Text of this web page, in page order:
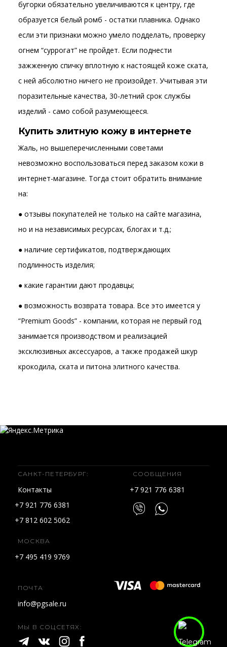
бугорки обязательно увеличиваются к центру, где
образуется белый ромб - остатки плавника. Однако
если эти признаки можно умело подделать, проверку
огнем “суррогат” не пройдет. Если поднести
зажженную спичку вплотную к настоящей коже ската,
с ней абсолютно ничего не произойдет. Учитывая эти
поразительные качества, 30-летний срок службы
изделий - само собой разумеющееся.
Купить элитную кожу в интернете
Жаль, но вышеперечисленными советами
невозможно воспользоваться перед заказом кожи в
интернет-магазине. Тогда стоит обратить внимание
на:
● отзывы покупателей не только на сайте магазина,
но и на независимых ресурсах, блогах и т.д.;
● наличие сертификатов, подтверждающих
подлинность изделия;
● какие гарантии дают продавцы;
● возможность возврата товара. Все это имеется у
“Premium Goods” - компании, которая не первый год
занимается производством и реализацией
эксклюзивных аксессуаров, а также продажей шкур
крокодила, ската и питона элитного качества.
САНКТ-ПЕТЕРБУРГ:
Контакты
+7 921 776 6381
+7 812 602 5062
МОСКВА
+7 495 419 9769
СООБЩЕНИЯ
+7 921 776 6381
ПОЧТА
info@pgsale.ru
МЫ В СОЦСЕТЯХ: